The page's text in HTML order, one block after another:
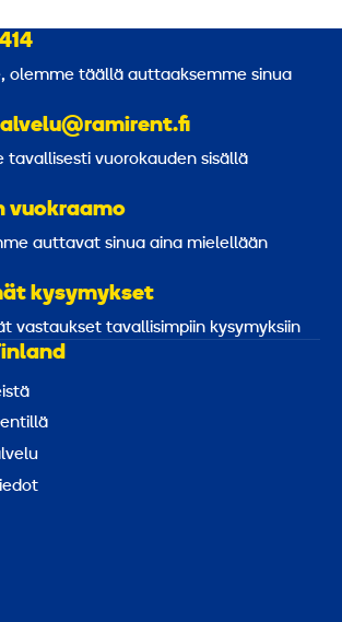
olemme täällä auttaaksemme sinua
tavallisesti vuorokauden sisällä
vuokraamo
auttavat sinua aina mielellään
kysymykset
vastaukset tavallisimpiin kysymyksiin